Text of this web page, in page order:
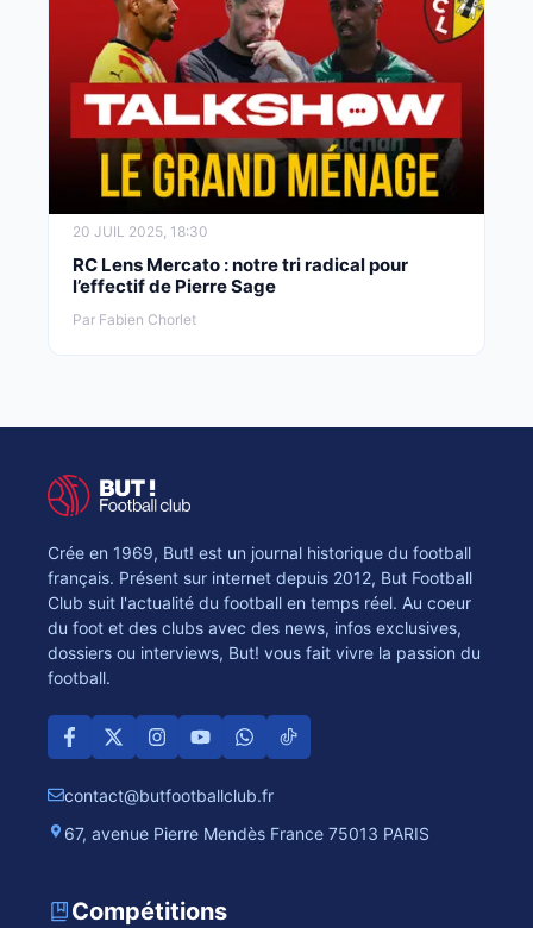
20 JUIL 2025, 18:30
RC Lens Mercato : notre tri radical pour
l’effectif de Pierre Sage
Par Fabien Chorlet
Crée en 1969, But! est un journal historique du football
français. Présent sur internet depuis 2012, But Football
Club suit l'actualité du football en temps réel. Au coeur
du foot et des clubs avec des news, infos exclusives,
dossiers ou interviews, But! vous fait vivre la passion du
football.
contact@butfootballclub.fr
67, avenue Pierre Mendès France 75013 PARIS
Compétitions